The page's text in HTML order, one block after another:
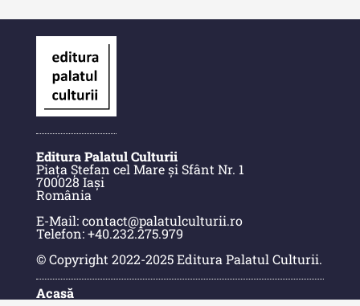
și Conservare-Restaurare a
Patrimoniului - 2020
Buletinul Centrului de Cercetare
și Conservare-Restaurare a
Patrimoniului - 2019
Indexul Complet
MediCult - Revista de mediere
culturală
MediCult - Revista de mediere
culturală IV (2025)
Editura Palatul Culturii
Piața Ștefan cel Mare și Sfânt Nr. 1
700028 Iași
România
E-Mail: contact@palatulculturii.ro
Telefon: +40.232.275.979
© Copyright 2022-2025 Editura Palatul Culturii.
Acasă